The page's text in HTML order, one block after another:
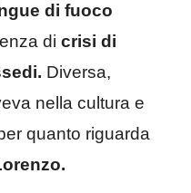
di fuoco
di crisi di
Diversa,
nella cultura e
quanto riguarda